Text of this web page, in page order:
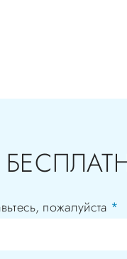
пожалуйста *